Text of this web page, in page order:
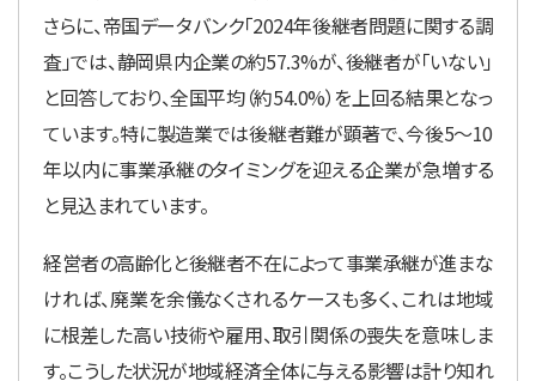
さらに、帝国データバンク「2024年後継者問題に関する調
査」では、静岡県内企業の約57.3%が、後継者が「いない」
と回答しており、全国平均（約54.0%）を上回る結果となっ
ています。特に製造業では後継者難が顕著で、今後5～10
年以内に事業承継のタイミングを迎える企業が急増する
と見込まれています。
経営者の高齢化と後継者不在によって事業承継が進まな
ければ、廃業を余儀なくされるケースも多く、これは地域
に根差した高い技術や雇用、取引関係の喪失を意味しま
す。こうした状況が地域経済全体に与える影響は計り知れ